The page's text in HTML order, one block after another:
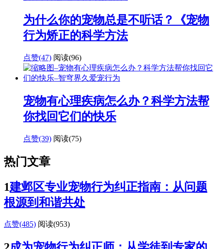
为什么你的宠物总是不听话？《宠物
行为矫正的科学方法
点赞(47) 阅读(96)
宠物有心理疾病怎么办？科学方法帮
你找回它们的快乐
点赞(39) 阅读(75)
热门文章
1建邺区专业宠物行为纠正指南：从问题
根源到和谐共处
点赞(485) 阅读(953)